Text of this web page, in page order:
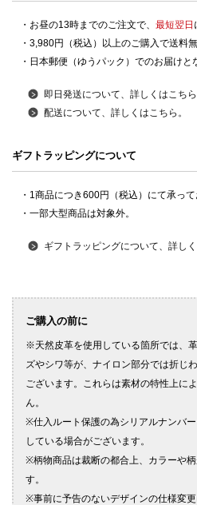
・お昼の13時までのご注文で、 最短翌日
・3,980円（税込）以上のご購入で送料
・日本郵便（ゆうパック）でのお届けと
即日発送について、詳しくはこちら
配送について、詳しくはこちら。
ギフトラッピングについて
・1商品につき600円（税込）にて承って
・一部大型商品は対象外。
ギフトラッピングについて、詳しく